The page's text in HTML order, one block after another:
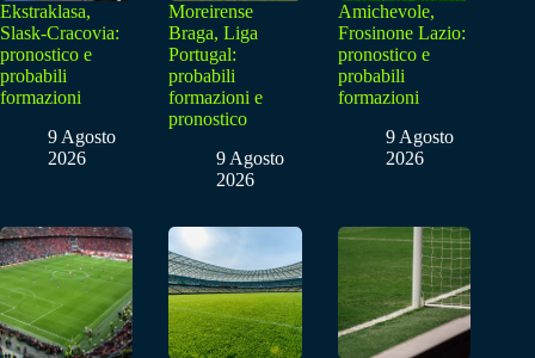
Ekstraklasa,
Slask-Cracovia:
pronostico e
probabili
formazioni
9 Agosto
2026
Moreirense
Braga, Liga
Portugal:
probabili
formazioni e
pronostico
9 Agosto
2026
Amichevole,
Frosinone Lazio:
pronostico e
probabili
formazioni
9 Agosto
2026